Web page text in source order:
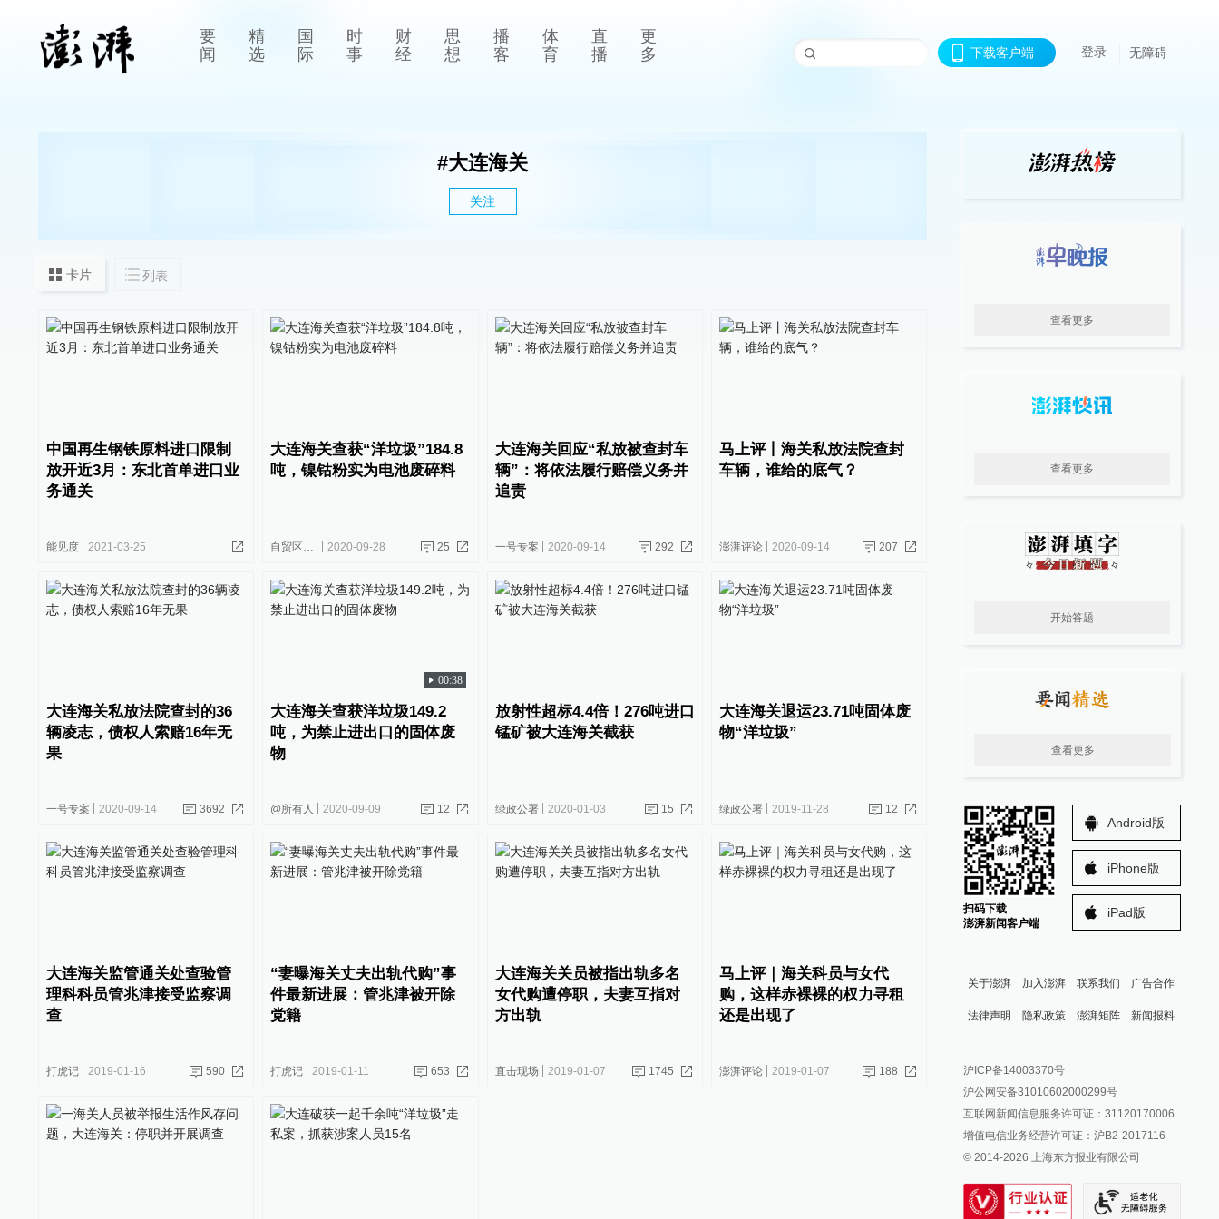
要
闻
精
选
国
际
时
事
财
经
思
想
播
客
体
育
直
播
更
多
下载客户端 登录 无障碍
#大连海关
关注
卡片 列表
中国再生钢铁原料进口限制
放开近3月：东北首单进口业
务通关
能见度 2021-03-25
大连海关查获“洋垃圾”184.8
吨，镍钴粉实为电池废碎料
自贸区连线 2020-09-28 25
大连海关回应“私放被查封车
辆”：将依法履行赔偿义务并
追责
一号专案 2020-09-14 292
马上评丨海关私放法院查封
车辆，谁给的底气？
澎湃评论 2020-09-14 207
大连海关私放法院查封的36
辆凌志，债权人索赔16年无
果
一号专案 2020-09-14 3692
00:38
大连海关查获洋垃圾149.2
吨，为禁止进出口的固体废
物
@所有人 2020-09-09 12
放射性超标4.4倍！276吨进口
锰矿被大连海关截获
绿政公署 2020-01-03 15
大连海关退运23.71吨固体废
物“洋垃圾”
绿政公署 2019-11-28 12
大连海关监管通关处查验管
理科科员管兆津接受监察调
查
打虎记 2019-01-16 590
“妻曝海关丈夫出轨代购”事
件最新进展：管兆津被开除
党籍
打虎记 2019-01-11 653
大连海关关员被指出轨多名
女代购遭停职，夫妻互指对
方出轨
直击现场 2019-01-07 1745
马上评｜海关科员与女代
购，这样赤裸裸的权力寻租
还是出现了
澎湃评论 2019-01-07 188
查看更多
查看更多
开始答题
查看更多
扫码下载
澎湃新闻客户端
Android版
iPhone版
iPad版
关于澎湃 加入澎湃 联系我们 广告合作
法律声明 隐私政策 澎湃矩阵
澎湃新闻公众号
澎湃新闻抖音号
派生万物开放平台
IP SHANGHAI
SIXTH TONE
新闻报料
报料邮箱: news@thepaper.cn
沪ICP备14003370号
沪公网安备31010602000299号
互联网新闻信息服务许可证：31120170006
增值电信业务经营许可证：沪B2-2017116
© 2014-2026 上海东方报业有限公司